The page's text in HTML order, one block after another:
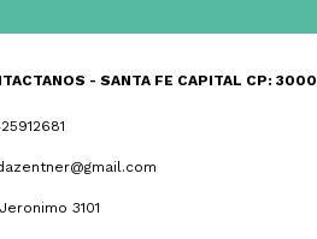
- SANTA FE CAPITAL CP: 3000
3101